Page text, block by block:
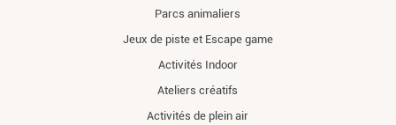
Parcs animaliers
Jeux de piste et Escape game
Activités Indoor
Ateliers créatifs
Activités de plein air